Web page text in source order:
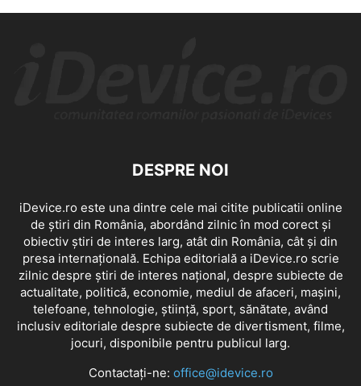
DESPRE NOI
iDevice.ro este una dintre cele mai citite publicatii online
de știri din România, abordând zilnic în mod corect și
obiectiv știri de interes larg, atât din România, cât și din
presa internațională. Echipa editorială a iDevice.ro scrie
zilnic despre știri de interes național, despre subiecte de
actualitate, politică, economie, mediul de afaceri, mașini,
telefoane, tehnologie, știință, sport, sănătate, având
inclusiv editoriale despre subiecte de divertisment, filme,
jocuri, disponibile pentru publicul larg.
Contactați-ne: office@idevice.ro